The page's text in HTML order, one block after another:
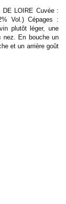
LOIRE Cuvée :
Vol.) Cépages :
plutôt léger, une
nez. En bouche un
et un arrière goût